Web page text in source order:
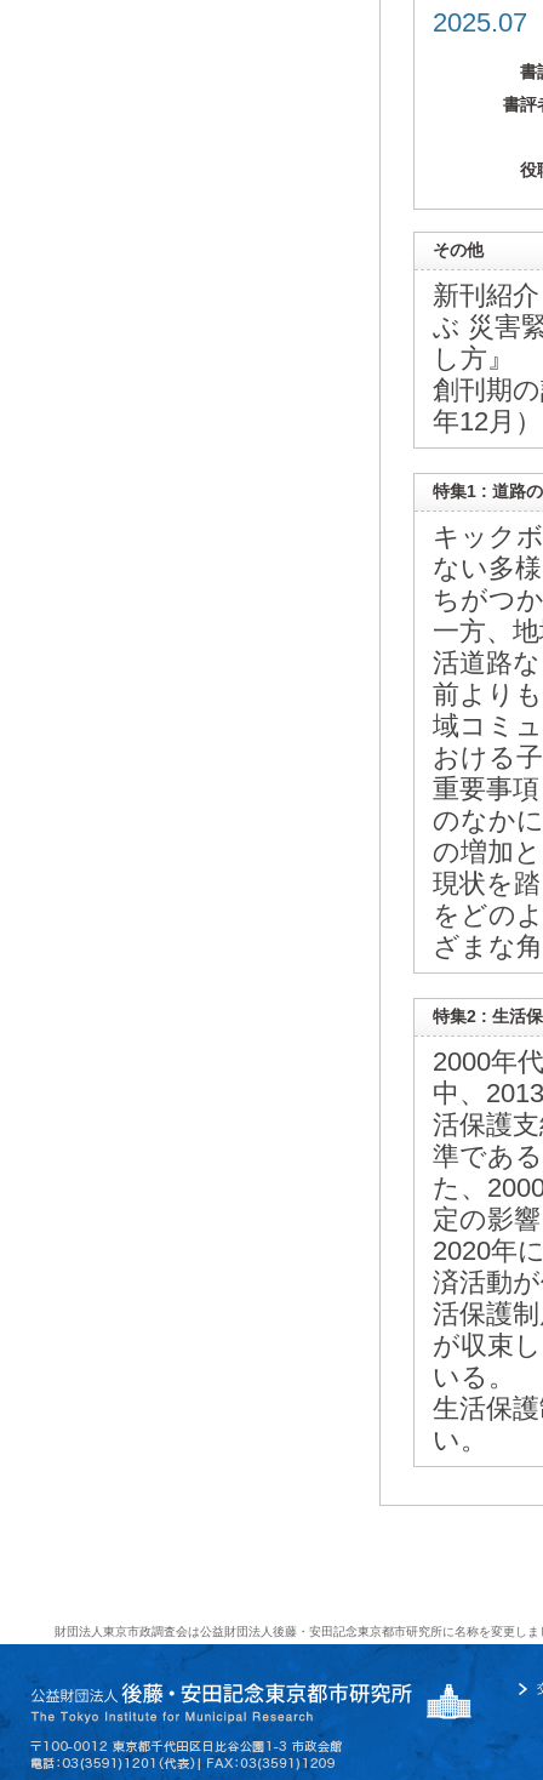
書
書評
役
その他
新刊紹
ぶ 災害
し方』
創刊期
年12月
特集1 : 道路
キック
ない多
ちがつ
一方、
活道路
前より
域コミ
おける
重要事
のなか
の増加
現状を
をどの
ざまな
特集2 : 生活
2000年
中、
活保護
準であ
た、
定の影
2020年
済活動
活保護
が収束
いる。
生活保
い。
財団法人東京市政調査会は公益財団法人後藤・安田記念東京都市研究所に名称を変更しま